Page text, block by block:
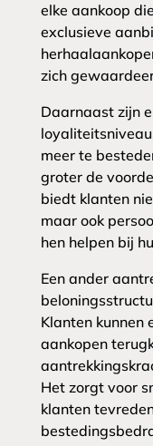
elke aankoop
exclusieve
zich
Daarnaast zijn
meer te
groter de
biedt klanten
maar ook
hen helpen bij
Een ander
Klanten kunnen
aankopen
Het zorgt voor
klanten